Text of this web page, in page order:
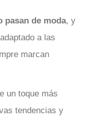
pasan de moda, y
a las
marcan
un toque más
tendencias y